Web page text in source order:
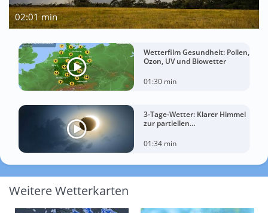
02:01 min
Wetterfilm Gesundheit: Pollen,
Ozon, UV und Biowetter
01:30 min
3-Tage-Wetter: Klarer Himmel
zur partiellen
Mittwoch?
01:34 min
Weitere Wetterkarten